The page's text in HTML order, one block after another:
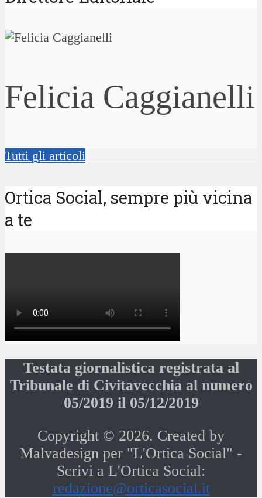
Felicia Caggianelli
Tutti gli articoli
Ortica Social, sempre più vicina
a te
Testata giornalistica registrata al
Tribunale di Civitavecchia al numero
05/2019 il 05/12/2019
Copyright © 2026. Created by
Malvadesign per "L'Ortica Social" -
Scrivi a L'Ortica Social:
redazione@orticasocial.it